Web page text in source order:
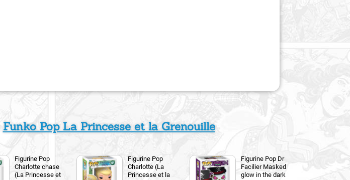
Funko Pop La Princesse et la Grenouille
Figurine Pop
Charlotte chase
(La Princesse et
Figurine Pop
Charlotte (La
Princesse et la
Figurine Pop Dr
Facilier Masked
glow in the dark